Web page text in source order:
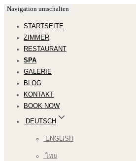
Navigation umschalten
STARTSEITE
ZIMMER
RESTAURANT
SPA
GALERIE
BLOG
KONTAKT
BOOK NOW
DEUTSCH
ENGLISH
ไทย